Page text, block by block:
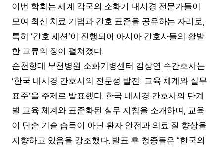
이번 학회는 세계 각국의 소화기 내시경 전문가들이
모여 최신 치료 기법과 간호 표준을 공유하는 자리로,
특히 ‘간호 세션’이 진행되어 아시아 간호사들의 활발
한 교류의 장이 펼쳐졌다.
순천향대 부천병원 소화기병센터 김상연 수간호사는
‘한국 내시경 간호사의 전문성 발전: 교육 체계와 실무
표준’을 주제로 발표했다. 한국 내시경 간호사의 단계
별 교육 체계와 표준화된 실무 지침을 소개하며 , 교육
이 단순 기술 습득이 아닌 환자 안전과 의료 질 향상을
지향하고 있음을 강조했다. 발표 후 청중들은 “한국의